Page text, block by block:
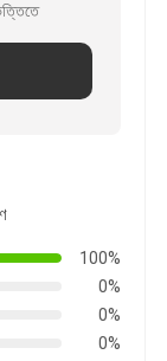
100%
0%
0%
0%